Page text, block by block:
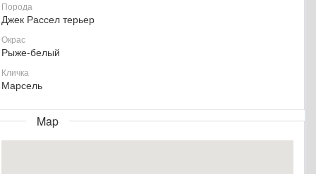
Порода
Джек Рассел терьер
Окрас
Рыже-белый
Кличка
Марсель
Map